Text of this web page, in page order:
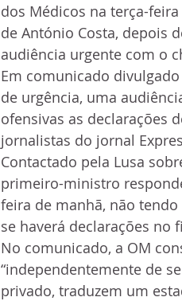
dos Médicos na terça-
de António Costa, depois
audiência urgente com o
Em comunicado
de urgência, uma
ofensivas as declarações
jornalistas do jornal
Contactado pela Lusa
primeiro-ministro
feira de manhã, não
se haverá declarações no
No comunicado, a OM
“independentemente de
privado, traduzem um